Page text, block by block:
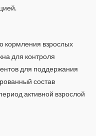
кормления взрослых
для контроля
для поддержания
состав
активной взрослой